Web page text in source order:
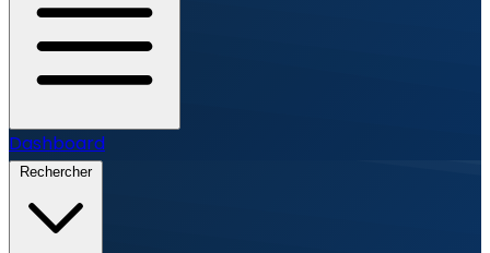
Dashboard
Rechercher